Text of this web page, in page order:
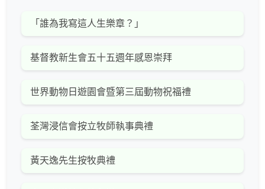
「誰為我寫這人生樂章？」
基督教新生會五十五週年感恩崇拜
世界動物日遊園會暨第三屆動物祝福禮
荃灣浸信會按立牧師執事典禮
黃天逸先生按牧典禮